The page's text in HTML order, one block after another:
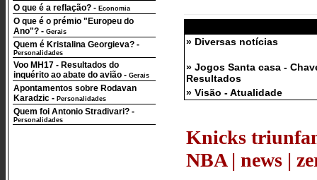
O que é a reflação? - Economia
O que é o prémio "Europeu do
Ano"? - Gerais
Quem é Kristalina Georgieva? -
Personalidades
Voo MH17 - Resultados do
inquérito ao abate do avião - Gerais
Apontamentos sobre Rodavan
Karadzic - Personalidades
Quem foi Antonio Stradivari? -
Personalidades
» Diversas notícias
» Jogos Santa casa -
Resultados
» Visão - Atualidade
Knicks
NBA | news |